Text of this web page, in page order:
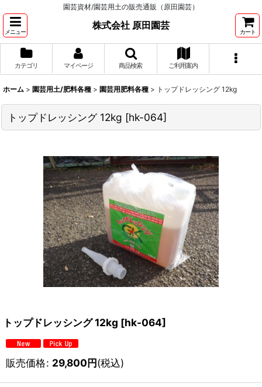
園芸資材/園芸用土の販売通販（原田園芸）
メニュー
株式会社 原田園芸
カート
カテゴリ マイページ 商品検索 ご利用案内
ホーム > 園芸用土/肥料各種 > 園芸用肥料各種 > トップドレッシング 12kg
トップドレッシング 12kg [hk-064]
トップドレッシング 12kg [hk-064]
販売価格: 29,800円(税込)